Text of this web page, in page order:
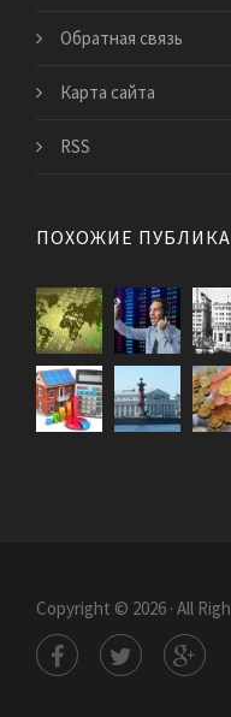
Обратная связь
Карта сайта
RSS
ПОХОЖИЕ
Copyright © 2026 · All